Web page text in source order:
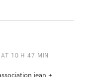
10 H 47 MIN
jean +